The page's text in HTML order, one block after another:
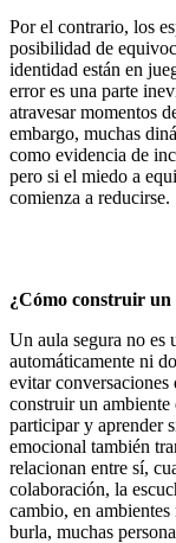
Por el contrario, los
posibilidad de
identidad están en
error es una parte
atravesar momentos
embargo, muchas
como evidencia de
pero si el miedo a
comienza a reducirse.
¿Cómo construir un
Un aula segura no es
automáticamente ni
evitar
construir un ambiente
participar y aprender
emocional también
relacionan entre sí,
colaboración, la
cambio, en
burla, muchas